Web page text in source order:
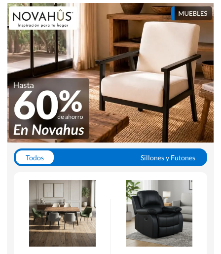
Todos
Sillones y Futones
Escritorios y Sillas PC
Racks y Muebles TV
Alfombras